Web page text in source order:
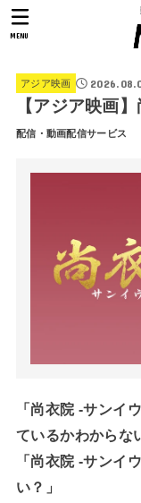
MENU
アジア映画
【アジア映画
配信・動画配信サービス
「尚衣院 -サンイ
ているかわからな
「尚衣院 -サンイ
い？」